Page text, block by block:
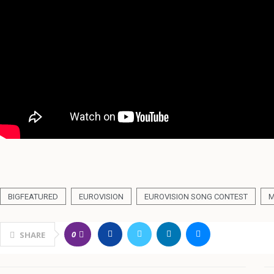
BIGFEATURED EUROVISION EUROVISION SONG CONTEST
SHARE 0